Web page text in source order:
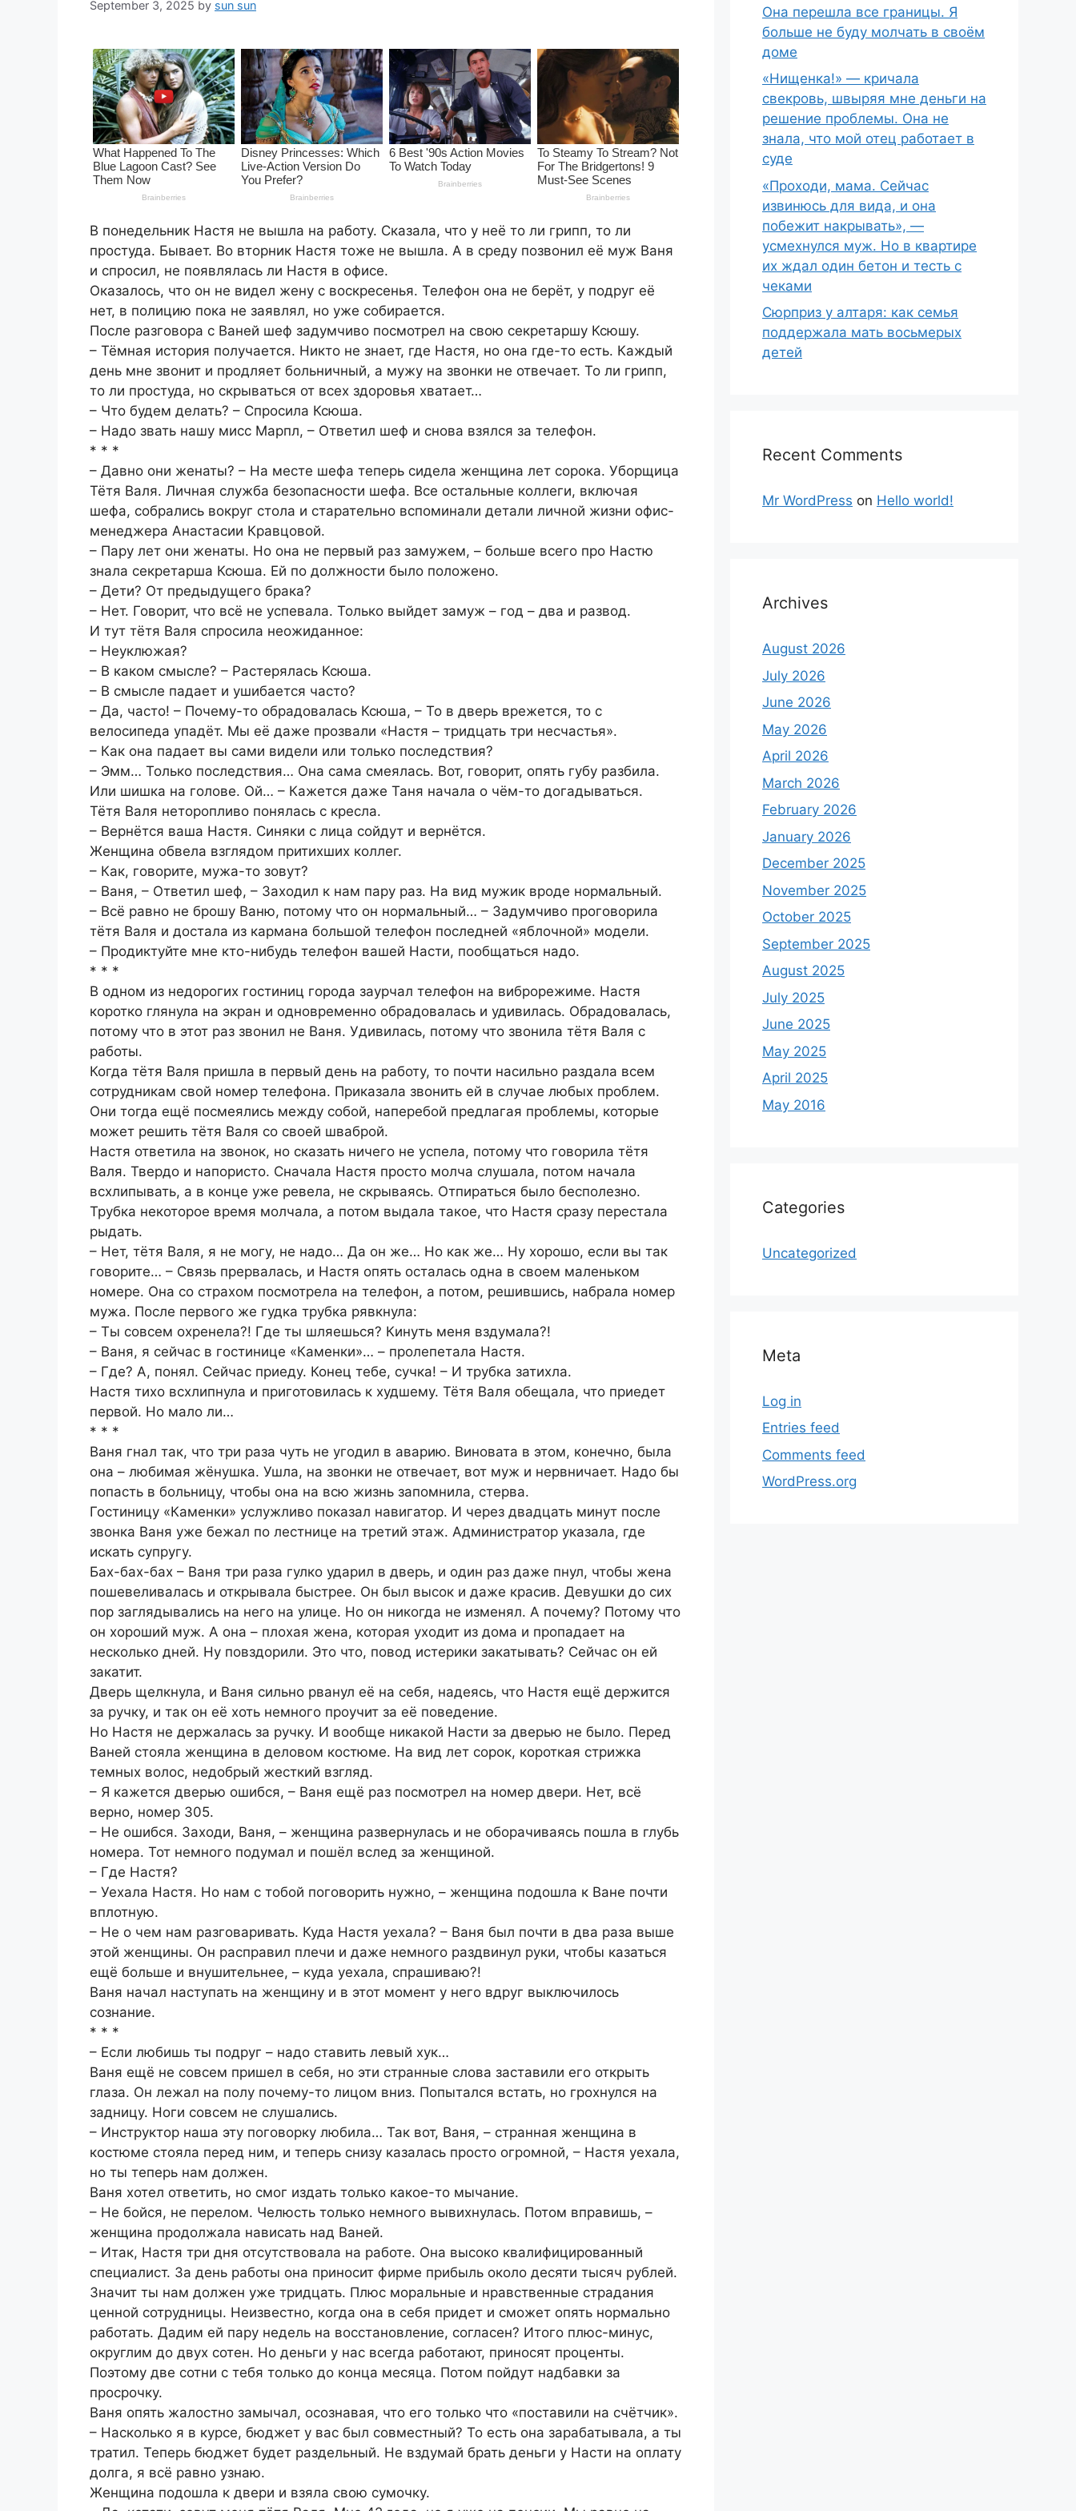
September 3, 2025 by sun sun
В понедельник Настя не вышла на работу. Сказала, что у неё то ли грипп, то ли
простуда. Бывает. Во вторник Настя тоже не вышла. А в среду позвонил её муж Ваня
и спросил, не появлялась ли Настя в офисе.
Оказалось, что он не видел жену с воскресенья. Телефон она не берёт, у подруг её
нет, в полицию пока не заявлял, но уже собирается.
После разговора с Ваней шеф задумчиво посмотрел на свою секретаршу Ксюшу.
– Тёмная история получается. Никто не знает, где Настя, но она где-то есть. Каждый
день мне звонит и продляет больничный, а мужу на звонки не отвечает. То ли грипп,
то ли простуда, но скрываться от всех здоровья хватает…
– Что будем делать? – Спросила Ксюша.
– Надо звать нашу мисс Марпл, – Ответил шеф и снова взялся за телефон.
* * *
– Давно они женаты? – На месте шефа теперь сидела женщина лет сорока. Уборщица
Тётя Валя. Личная служба безопасности шефа. Все остальные коллеги, включая
шефа, собрались вокруг стола и старательно вспоминали детали личной жизни офис-
менеджера Анастасии Кравцовой.
– Пару лет они женаты. Но она не первый раз замужем, – больше всего про Настю
знала секретарша Ксюша. Ей по должности было положено.
– Дети? От предыдущего брака?
– Нет. Говорит, что всё не успевала. Только выйдет замуж – год – два и развод.
И тут тётя Валя спросила неожиданное:
– Неуклюжая?
– В каком смысле? – Растерялась Ксюша.
– В смысле падает и ушибается часто?
– Да, часто! – Почему-то обрадовалась Ксюша, – То в дверь врежется, то с
велосипеда упадёт. Мы её даже прозвали «Настя – тридцать три несчастья».
– Как она падает вы сами видели или только последствия?
– Эмм… Только последствия… Она сама смеялась. Вот, говорит, опять губу разбила.
Или шишка на голове. Ой… – Кажется даже Таня начала о чём-то догадываться.
Тётя Валя неторопливо понялась с кресла.
– Вернётся ваша Настя. Синяки с лица сойдут и вернётся.
Женщина обвела взглядом притихших коллег.
– Как, говорите, мужа-то зовут?
– Ваня, – Ответил шеф, – Заходил к нам пару раз. На вид мужик вроде нормальный.
– Всё равно не брошу Ваню, потому что он нормальный… – Задумчиво проговорила
тётя Валя и достала из кармана большой телефон последней «яблочной» модели.
– Продиктуйте мне кто-нибудь телефон вашей Насти, пообщаться надо.
* * *
В одном из недорогих гостиниц города заурчал телефон на виброрежиме. Настя
коротко глянула на экран и одновременно обрадовалась и удивилась. Обрадовалась,
потому что в этот раз звонил не Ваня. Удивилась, потому что звонила тётя Валя с
работы.
Когда тётя Валя пришла в первый день на работу, то почти насильно раздала всем
сотрудникам свой номер телефона. Приказала звонить ей в случае любых проблем.
Они тогда ещё посмеялись между собой, наперебой предлагая проблемы, которые
может решить тётя Валя со своей шваброй.
Настя ответила на звонок, но сказать ничего не успела, потому что говорила тётя
Валя. Твердо и напористо. Сначала Настя просто молча слушала, потом начала
всхлипывать, а в конце уже ревела, не скрываясь. Отпираться было бесполезно.
Трубка некоторое время молчала, а потом выдала такое, что Настя сразу перестала
рыдать.
– Нет, тётя Валя, я не могу, не надо… Да он же… Но как же… Ну хорошо, если вы так
говорите… – Связь прервалась, и Настя опять осталась одна в своем маленьком
номере. Она со страхом посмотрела на телефон, а потом, решившись, набрала номер
мужа. После первого же гудка трубка рявкнула:
– Ты совсем охренела?! Где ты шляешься? Кинуть меня вздумала?!
– Ваня, я сейчас в гостинице «Каменки»… – пролепетала Настя.
– Где? А, понял. Сейчас приеду. Конец тебе, сучка! – И трубка затихла.
Настя тихо всхлипнула и приготовилась к худшему. Тётя Валя обещала, что приедет
первой. Но мало ли…
* * *
Ваня гнал так, что три раза чуть не угодил в аварию. Виновата в этом, конечно, была
она – любимая жёнушка. Ушла, на звонки не отвечает, вот муж и нервничает. Надо бы
попасть в больницу, чтобы она на всю жизнь запомнила, стерва.
Гостиницу «Каменки» услужливо показал навигатор. И через двадцать минут после
звонка Ваня уже бежал по лестнице на третий этаж. Администратор указала, где
искать супругу.
Бах-бах-бах – Ваня три раза гулко ударил в дверь, и один раз даже пнул, чтобы жена
пошевеливалась и открывала быстрее. Он был высок и даже красив. Девушки до сих
пор заглядывались на него на улице. Но он никогда не изменял. А почему? Потому что
он хороший муж. А она – плохая жена, которая уходит из дома и пропадает на
несколько дней. Ну повздорили. Это что, повод истерики закатывать? Сейчас он ей
закатит.
Дверь щелкнула, и Ваня сильно рванул её на себя, надеясь, что Настя ещё держится
за ручку, и так он её хоть немного проучит за её поведение.
Но Настя не держалась за ручку. И вообще никакой Насти за дверью не было. Перед
Ваней стояла женщина в деловом костюме. На вид лет сорок, короткая стрижка
темных волос, недобрый жесткий взгляд.
– Я кажется дверью ошибся, – Ваня ещё раз посмотрел на номер двери. Нет, всё
верно, номер 305.
– Не ошибся. Заходи, Ваня, – женщина развернулась и не оборачиваясь пошла в глубь
номера. Тот немного подумал и пошёл вслед за женщиной.
– Где Настя?
– Уехала Настя. Но нам с тобой поговорить нужно, – женщина подошла к Ване почти
вплотную.
– Не о чем нам разговаривать. Куда Настя уехала? – Ваня был почти в два раза выше
этой женщины. Он расправил плечи и даже немного раздвинул руки, чтобы казаться
ещё больше и внушительнее, – куда уехала, спрашиваю?!
Ваня начал наступать на женщину и в этот момент у него вдруг выключилось
сознание.
* * *
– Если любишь ты подруг – надо ставить левый хук…
Ваня ещё не совсем пришел в себя, но эти странные слова заставили его открыть
глаза. Он лежал на полу почему-то лицом вниз. Попытался встать, но грохнулся на
задницу. Ноги совсем не слушались.
– Инструктор наша эту поговорку любила… Так вот, Ваня, – странная женщина в
костюме стояла перед ним, и теперь снизу казалась просто огромной, – Настя уехала,
но ты теперь нам должен.
Ваня хотел ответить, но смог издать только какое-то мычание.
– Не бойся, не перелом. Челюсть только немного вывихнулась. Потом вправишь, –
женщина продолжала нависать над Ваней.
– Итак, Настя три дня отсутствовала на работе. Она высоко квалифицированный
специалист. За день работы она приносит фирме прибыль около десяти тысяч рублей.
Значит ты нам должен уже тридцать. Плюс моральные и нравственные страдания
ценной сотрудницы. Неизвестно, когда она в себя придет и сможет опять нормально
работать. Дадим ей пару недель на восстановление, согласен? Итого плюс-минус,
округлим до двух сотен. Но деньги у нас всегда работают, приносят проценты.
Поэтому две сотни с тебя только до конца месяца. Потом пойдут надбавки за
просрочку.
Ваня опять жалостно замычал, осознавая, что его только что «поставили на счётчик».
– Насколько я в курсе, бюджет у вас был совместный? То есть она зарабатывала, а ты
тратил. Теперь бюджет будет раздельный. Не вздумай брать деньги у Насти на оплату
долга, я всё равно узнаю.
Женщина подошла к двери и взяла свою сумочку.
Она перешла все границы. Я
больше не буду молчать в своём
доме
«Нищенка!» — кричала
свекровь, швыряя мне деньги на
решение проблемы. Она не
знала, что мой отец работает в
суде
«Проходи, мама. Сейчас
извинюсь для вида, и она
побежит накрывать», —
усмехнулся муж. Но в квартире
их ждал один бетон и тесть с
чеками
Сюрприз у алтаря: как семья
поддержала мать восьмерых
детей
Recent Comments
Mr WordPress on Hello world!
Archives
August 2026
July 2026
June 2026
May 2026
April 2026
March 2026
February 2026
January 2026
December 2025
November 2025
October 2025
September 2025
August 2025
July 2025
June 2025
May 2025
April 2025
May 2016
Categories
Uncategorized
Meta
Log in
Entries feed
Comments feed
WordPress.org